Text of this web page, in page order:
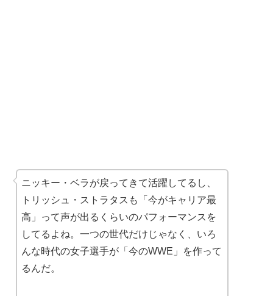
ニッキー・ベラが戻ってきて活躍してるし、
トリッシュ・ストラタスも「今がキャリア最
高」って声が出るくらいのパフォーマンスを
してるよね。一つの世代だけじゃなく、いろ
んな時代の女子選手が「今のWWE」を作って
るんだ。